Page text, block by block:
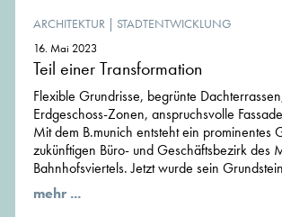
ARCHITEKTUR | STADTENTWICKLUNG
16. Mai 2023
Teil einer Transformation
Flexible Grundrisse, begrünte
Erdgeschoss-Zonen, anspruchsvolle
Mit dem B.munich entsteht ein prominentes
zukünftigen Büro- und Geschäftsbezirk des
Bahnhofsviertels. Jetzt wurde sein
mehr ...